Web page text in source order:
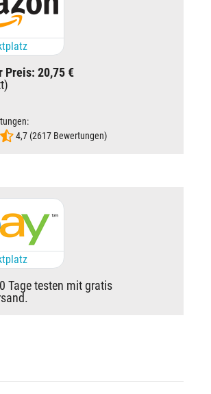
Preis: 20,75 €
4,7 (2617 Bewertungen)
Tage testen mit gratis